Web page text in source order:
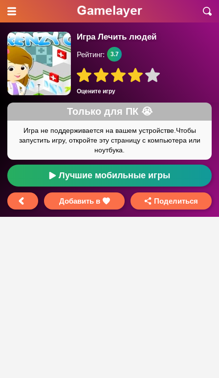
Игра Лечить людей
Оцените игру
Рейтинг: 3.7
Лучшие мобильные игры
Добавить в Поделиться